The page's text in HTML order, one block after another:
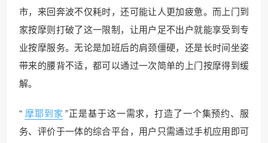
市，来回奔波不仅耗时，还可能让人更加疲惫。而上门到
家按摩则打破了这一限制，让用户足不出户就能享受到专
业按摩服务。无论是加班后的肩颈僵硬，还是长时间坐姿
带来的腰背不适，都可以通过一次简单的上门按摩得到缓
解。
“ 摩耶到家 ”正是基于这一需求，打造了一个集预约、服
务、评价于一体的综合平台，用户只需通过手机应用即可